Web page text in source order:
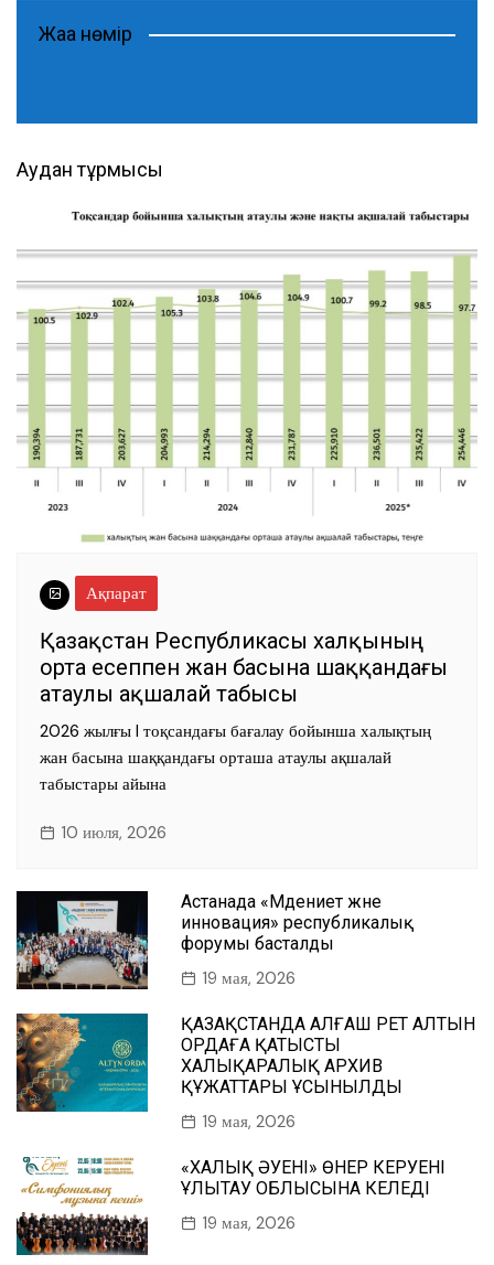
Жаңа нөмір
Аудан тұрмысы
Ақпарат
Қазақстан Республикасы халқының
орта есеппен жан басына шаққандағы
атаулы ақшалай табысы
2026 жылғы I тоқсандағы бағалау бойынша халықтың
жан басына шаққандағы орташа атаулы ақшалай
табыстары айына
10 июля, 2026
Астанада «Мәдениет және
инновация» республикалық
форумы басталды
19 мая, 2026
ҚАЗАҚСТАНДА АЛҒАШ РЕТ АЛТЫН
ОРДАҒА ҚАТЫСТЫ
ХАЛЫҚАРАЛЫҚ АРХИВ
ҚҰЖАТТАРЫ ҰСЫНЫЛДЫ
19 мая, 2026
«ХАЛЫҚ ӘУЕНІ» ӨНЕР КЕРУЕНІ
ҰЛЫТАУ ОБЛЫСЫНА КЕЛЕДІ
19 мая, 2026